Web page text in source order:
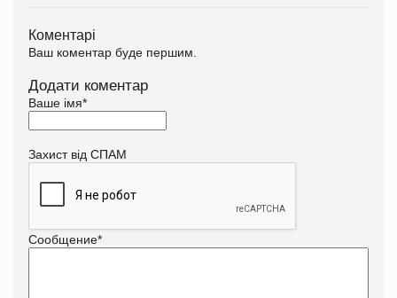
Коментарі
Ваш коментар буде першим.
Додати коментар
Ваше імя*
Захист від СПАМ
Сообщение*